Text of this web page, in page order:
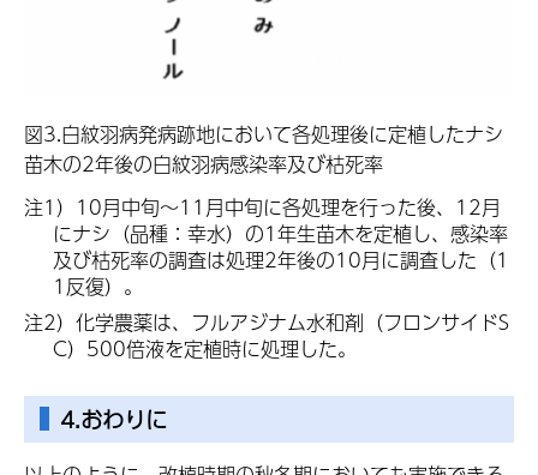
図3.白紋羽病発病跡地において各処理後に定植したナシ
苗木の2年後の白紋羽病感染率及び枯死率
注1）10月中旬～11月中旬に各処理を行った後、12月
にナシ（品種：幸水）の1年生苗木を定植し、感染率
及び枯死率の調査は処理2年後の10月に調査した（1
1反復）。
注2）化学農薬は、フルアジナム水和剤（フロンサイドS
C）500倍液を定植時に処理した。
4.おわりに